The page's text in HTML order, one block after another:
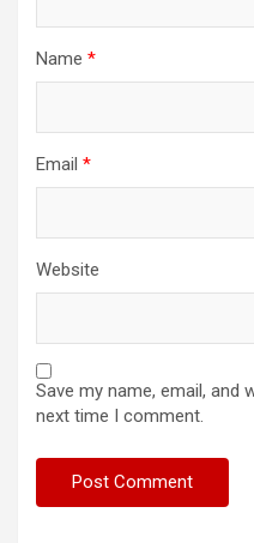
Name *
Email *
Website
Save my name, email, and
next time I comment.